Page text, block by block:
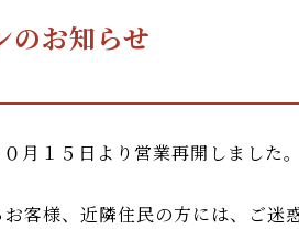
のお知らせ
月１５日より営業再開しました。
客様、近隣住民の方には、ご迷